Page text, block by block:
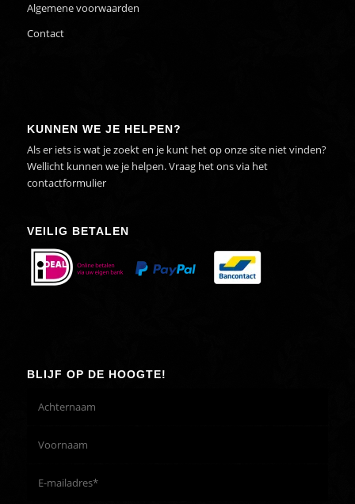
Algemene voorwaarden
Contact
KUNNEN WE JE HELPEN?
Als er iets is wat je zoekt en je kunt het op onze site niet vinden?
Wellicht kunnen we je helpen. Vraag het ons via het
contactformulier
VEILIG BETALEN
BLIJF OP DE HOOGTE!